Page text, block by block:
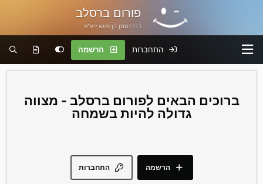
פורום ברסלב
רבי נחמן בן פיגא זיע"א
התחברות הרשמה
פורום ברסלב - מצווה
גדולה להיות בשמחה
התחברות הרשמה